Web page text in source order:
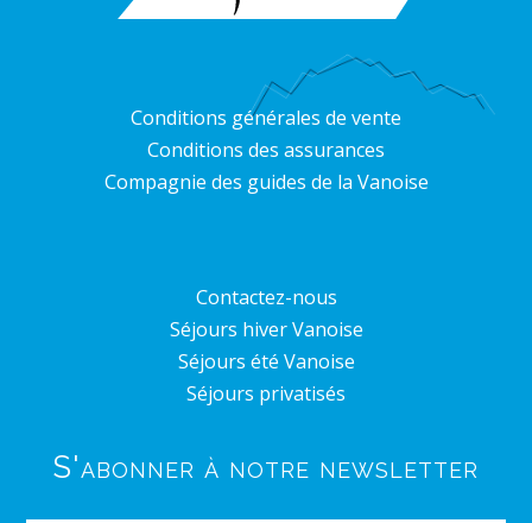
Conditions générales de vente
Conditions des assurances
Compagnie des guides de la Vanoise
Contactez-nous
Séjours hiver Vanoise
Séjours été Vanoise
Séjours privatisés
S'abonner à notre newsletter